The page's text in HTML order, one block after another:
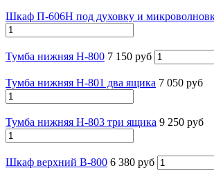
Шкаф П-606Н под духовку и
Тумба нижняя Н-800 7 150 руб
Тумба нижняя Н-801 два ящика 7 050 руб
Тумба нижняя Н-803 три ящика 9 250 руб
Шкаф верхний В-800 6 380 руб